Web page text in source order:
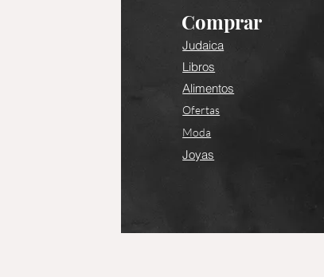
Comprar
Judaica
Libros
Alimentos
Ofertas
Moda
Joyas